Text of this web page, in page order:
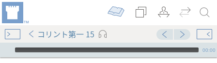
コリント第一 15
Audio Player
00:00